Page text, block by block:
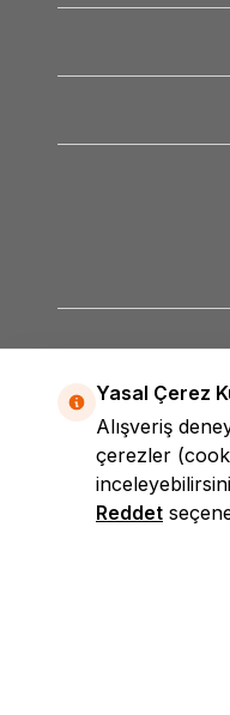
Yasal Çerez
Alışveriş
çerezler
Reddet